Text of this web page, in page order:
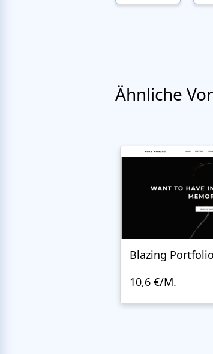
Ähnliche
Blazing Portfolio
10,6 €/M.